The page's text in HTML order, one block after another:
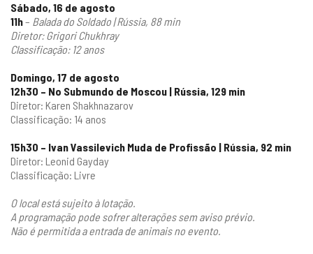
Sábado, 16 de agosto
11h– Balada do Soldado | Rússia, 88 min
Diretor: Grigori Chukhray
Classificação: 12 anos
Domingo, 17 de agosto
12h30 – No Submundo de Moscou | Rússia, 129 min
Diretor: Karen Shakhnazarov
Classificação: 14 anos
15h30 – Ivan Vassilevich Muda de Profissão | Rússia, 92 min
Diretor: Leonid Gayday
Classificação: Livre
O local está sujeito à lotação.
A programação pode sofrer alterações sem aviso prévio.
Não é permitida a entrada de animais no evento.